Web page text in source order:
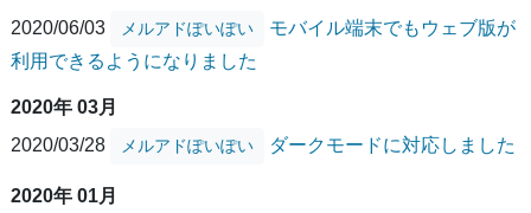
2020/06/03
メルアドぽいぽい
モバイル端末でもウェブ版が
利用できるようになりました
2020年 03月
2020/03/28
メルアドぽいぽい ダークモードに対応しました
2020年 01月